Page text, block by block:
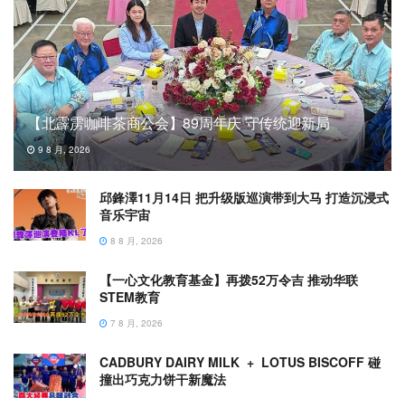
【北霹雳咖啡茶商公会】89周年庆 守传统迎新局
9 8 月, 2026
邱鋒澤11月14日 把升级版巡演带到大马 打造沉浸式
音乐宇宙
8 8 月, 2026
【一心文化教育基金】再拨52万令吉 推动华联
STEM教育
7 8 月, 2026
CADBURY DAIRY MILK + LOTUS BISCOFF 碰
撞出巧克力饼干新魔法